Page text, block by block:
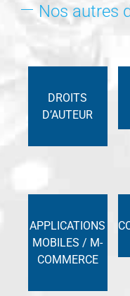
Nos autres
DROITS
D’AUTEUR
APPLICATIONS
MOBILES / M-
COMMERCE